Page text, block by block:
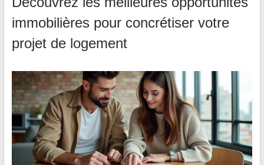
immobilières pour concrétiser votre
projet de logement